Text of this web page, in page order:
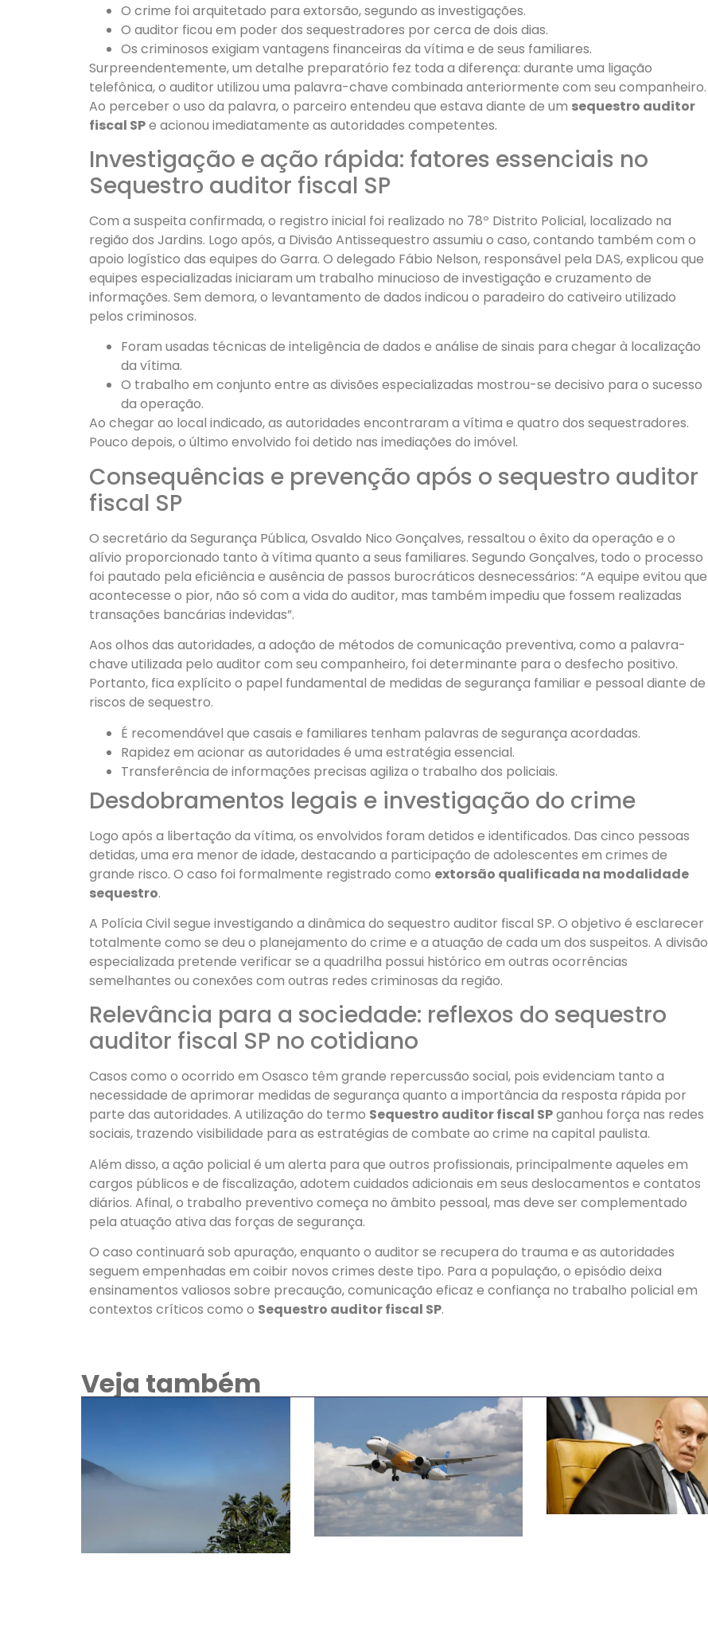
O crime foi arquitetado para extorsão, segundo as investigações.
O auditor ficou em poder dos sequestradores por cerca de dois dias.
Os criminosos exigiam vantagens financeiras da vítima e de seus familiares.
Surpreendentemente, um detalhe preparatório fez toda a diferença: durante uma ligação
telefônica, o auditor utilizou uma palavra-chave combinada anteriormente com seu companheiro.
Ao perceber o uso da palavra, o parceiro entendeu que estava diante de um sequestro auditor
fiscal SPe acionou imediatamente as autoridades competentes.
Investigação e ação rápida: fatores essenciais no
Sequestro auditor fiscal SP
Com a suspeita confirmada, o registro inicial foi realizado no 78º Distrito Policial, localizado na
região dos Jardins. Logo após, a Divisão Antissequestro assumiu o caso, contando também com o
apoio logístico das equipes do Garra. O delegado Fábio Nelson, responsável pela DAS, explicou que
equipes especializadas iniciaram um trabalho minucioso de investigação e cruzamento de
informações. Sem demora, o levantamento de dados indicou o paradeiro do cativeiro utilizado
pelos criminosos.
Foram usadas técnicas de inteligência de dados e análise de sinais para chegar à localização
da vítima.
O trabalho em conjunto entre as divisões especializadas mostrou-se decisivo para o sucesso
da operação.
Ao chegar ao local indicado, as autoridades encontraram a vítima e quatro dos sequestradores.
Pouco depois, o último envolvido foi detido nas imediações do imóvel.
Consequências e prevenção após o sequestro auditor
fiscal SP
O secretário da Segurança Pública, Osvaldo Nico Gonçalves, ressaltou o êxito da operação e o
alívio proporcionado tanto à vítima quanto a seus familiares. Segundo Gonçalves, todo o processo
foi pautado pela eficiência e ausência de passos burocráticos desnecessários: “A equipe evitou que
acontecesse o pior, não só com a vida do auditor, mas também impediu que fossem realizadas
transações bancárias indevidas”.
Aos olhos das autoridades, a adoção de métodos de comunicação preventiva, como a palavra-
chave utilizada pelo auditor com seu companheiro, foi determinante para o desfecho positivo.
Portanto, fica explícito o papel fundamental de medidas de segurança familiar e pessoal diante de
riscos de sequestro.
É recomendável que casais e familiares tenham palavras de segurança acordadas.
Rapidez em acionar as autoridades é uma estratégia essencial.
Transferência de informações precisas agiliza o trabalho dos policiais.
Desdobramentos legais e investigação do crime
Logo após a libertação da vítima, os envolvidos foram detidos e identificados. Das cinco pessoas
detidas, uma era menor de idade, destacando a participação de adolescentes em crimes de
grande risco. O caso foi formalmente registrado como extorsão qualificada na modalidade
sequestro.
A Polícia Civil segue investigando a dinâmica do sequestro auditor fiscal SP. O objetivo é esclarecer
totalmente como se deu o planejamento do crime e a atuação de cada um dos suspeitos. A divisão
especializada pretende verificar se a quadrilha possui histórico em outras ocorrências
semelhantes ou conexões com outras redes criminosas da região.
Relevância para a sociedade: reflexos do sequestro
auditor fiscal SP no cotidiano
Casos como o ocorrido em Osasco têm grande repercussão social, pois evidenciam tanto a
necessidade de aprimorar medidas de segurança quanto a importância da resposta rápida por
parte das autoridades. A utilização do termo Sequestro auditor fiscal SPganhou força nas redes
sociais, trazendo visibilidade para as estratégias de combate ao crime na capital paulista.
Além disso, a ação policial é um alerta para que outros profissionais, principalmente aqueles em
cargos públicos e de fiscalização, adotem cuidados adicionais em seus deslocamentos e contatos
diários. Afinal, o trabalho preventivo começa no âmbito pessoal, mas deve ser complementado
pela atuação ativa das forças de segurança.
O caso continuará sob apuração, enquanto o auditor se recupera do trauma e as autoridades
seguem empenhadas em coibir novos crimes deste tipo. Para a população, o episódio deixa
ensinamentos valiosos sobre precaução, comunicação eficaz e confiança no trabalho policial em
contextos críticos como o Sequestro auditor fiscal SP.
Veja também